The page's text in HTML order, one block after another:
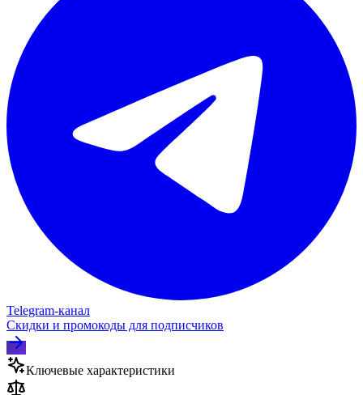
Telegram‑канал
Скидки и промокоды для подписчиков
Ключевые характеристики